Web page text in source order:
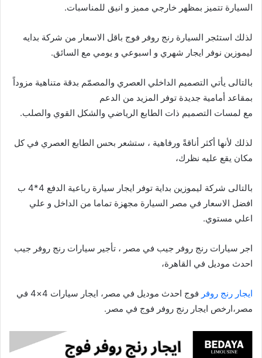
السيارة تتميز بمظهر خارجي مميز و انيق للمناسبات.
لذلك استئجر السيارة رنج روفر فوج باقل الاسعار من شركة بدايه
ليموزين نوفر ايجار شهري و اسبوعي و يومي مع السائق.
بالتالى يأتي التصميم الداخلي العصري والمصمّم بدقة متناهية مزوداً
بمقاعد أمامية جديدة توفر المزيد من الدعم
مع لمسات التصميم ذات الطابع الرياضي والشكل القوي والصلب.
لذلك لأنها أكثر أناقةً ورفاهية ، ستشعر بحس الطابع العصري في كل
مكان يقع عليه نظرك،
بالتالى شركة ليموزين بداية توفر ايجار سيارة رباعية الدفع 4*4 ب
افضل الاسعار في مصر السيارة مجهزة تماما من الداخل و علي
اعلي مستوي.
اجر سيارات رنج روفر جيب في مصر ، تأجير سيارات رنج روفر جيب
احدث موديل في القاهرة،
ايجار رنج روفر
فوج احدث موديل في مصر، ايجار سيارات 4×4 في
مصر،ارخص ايجار رنج روفر فوج في مصر.